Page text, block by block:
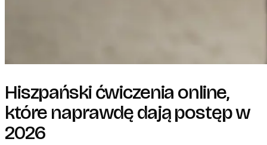
Hiszpański ćwiczenia online,
które naprawdę dają postęp w
2026